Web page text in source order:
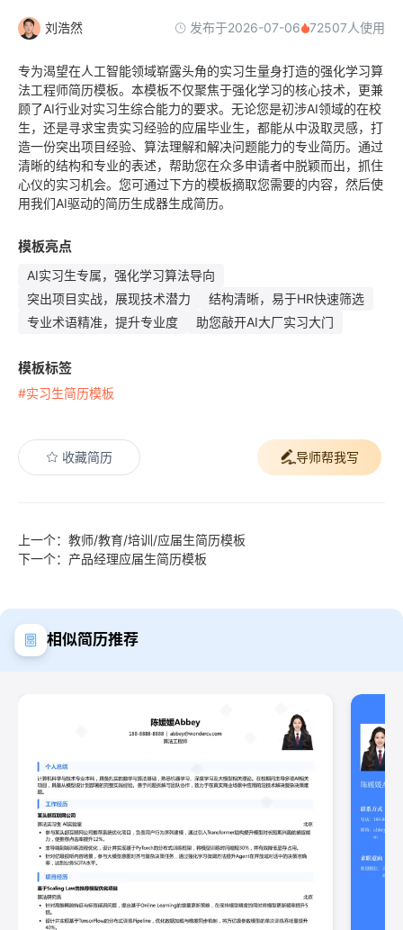
刘浩然 发布于2026-07-06 72507人使用
专为渴望在人工智能领域崭露头角的实习生量身打造的强化学习算
法工程师简历模板。本模板不仅聚焦于强化学习的核心技术，更兼
顾了AI行业对实习生综合能力的要求。无论您是初涉AI领域的在校
生，还是寻求宝贵实习经验的应届毕业生，都能从中汲取灵感，打
造一份突出项目经验、算法理解和解决问题能力的专业简历。通过
清晰的结构和专业的表述，帮助您在众多申请者中脱颖而出，抓住
心仪的实习机会。您可通过下方的模板摘取您需要的内容，然后使
用我们AI驱动的简历生成器生成简历。
模板亮点
AI实习生专属，强化学习算法导向
突出项目实战，展现技术潜力
结构清晰，易于HR快速筛选
专业术语精准，提升专业度
助您敲开AI大厂实习大门
模板标签
#实习生简历模板
收藏简历 导师帮我写
上一个：教师/教育/培训/应届生简历模板
下一个：产品经理应届生简历模板
相似简历推荐